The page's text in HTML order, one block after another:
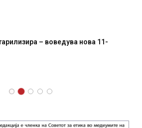
– воведува нова 11-